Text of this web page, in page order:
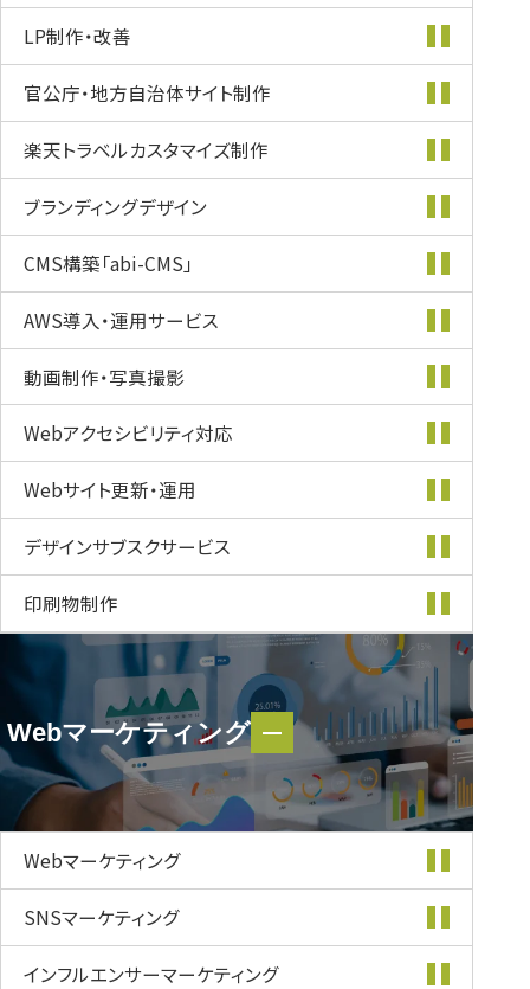
LP制作・改善
官公庁・地方自治体サイト制作
楽天トラベルカスタマイズ制作
ブランディングデザイン
CMS構築「abi-CMS」
AWS導入・運用サービス
動画制作・写真撮影
Webアクセシビリティ対応
Webサイト更新・運用
デザインサブスクサービス
印刷物制作
Webマーケティング
Webマーケティング
Webマーケティング
SNSマーケティング
インフルエンサーマーケティング